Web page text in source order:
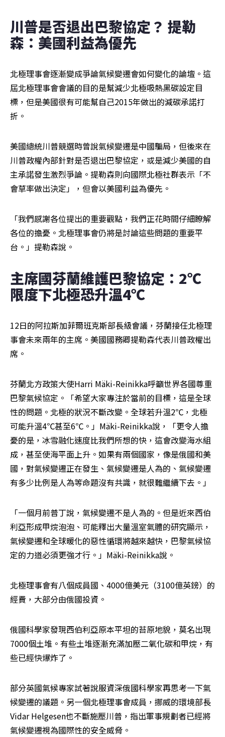
川普是否退出巴黎協定？ 提勒
森：美國利益為優先
北極理事會逐漸變成爭論氣候變遷會如何變化的論壇。這
屆北極理事會會議的目的是幫減少北極吸熱黑碳設定目
標，但是美國很有可能幫自己2015年做出的減碳承諾打
折。
美國總統川普競選時曾說氣候變遷是中國騙局，但後來在
川普政權內部針對是否退出巴黎協定，或是減少美國的自
主承諾發生激烈爭論。提勒森則向國際北極社群表示「不
會草率做出決定」，但會以美國利益為優先。
「我們感謝各位提出的重要觀點，我們正花時間仔細瞭解
各位的擔憂。北極理事會仍將是討論這些問題的重要平
台。」提勒森說。
主席國芬蘭維護巴黎協定：2℃
限度下北極恐升溫4℃
12日的阿拉斯加菲爾班克斯部長級會議，芬蘭接任北極理
事會未來兩年的主席。美國國務卿提勒森代表川普政權出
席。
芬蘭北方政策大使Harri Mäki-Reinikka呼籲世界各國尊重
巴黎氣候協定。「希望大家專注於當前的目標，這是全球
性的問題。北極的狀況不斷改變。全球若升溫2℃，北極
可能升溫4℃甚至6℃。」Mäki-Reinikka說，「更令人擔
憂的是，冰雪融化速度比我們所想的快，這會改變海水組
成，甚至使海平面上升。如果有兩個國家，像是俄國和美
國，對氣候變遷正在發生、氣候變遷是人為的、氣候變遷
有多少比例是人為等命題沒有共識，就很難繼續下去。」
「一個月前普丁說，氣候變遷不是人為的。但是近來西伯
利亞形成甲烷泡泡、可能釋出大量溫室氣體的研究顯示，
氣候變遷和全球暖化的惡性循環將越來越快，巴黎氣候協
定的力道必須更強才行。」Mäki-Reinikka說。
北極理事會有八個成員國、4000億美元（3100億英鎊）的
經費，大部分由俄國投資。
俄國科學家發現西伯利亞原本平坦的苔原地貌，莫名出現
7000個土堆。有些土堆逐漸充滿加壓二氧化碳和甲烷，有
些已經快爆炸了。
部分英國氣候專家試著說服資深俄國科學家再思考一下氣
候變遷的議題。另一個北極理事會成員，挪威的環境部長
Vidar Helgesen也不斷施壓川普，指出軍事規劃者已經將
氣候變遷視為國際性的安全威脅。